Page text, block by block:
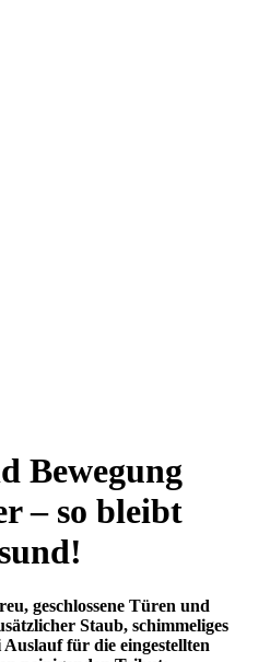
Bewegung
– so bleibt
geschlossene Türen und
Staub, schimmeliges
für die eingestellten